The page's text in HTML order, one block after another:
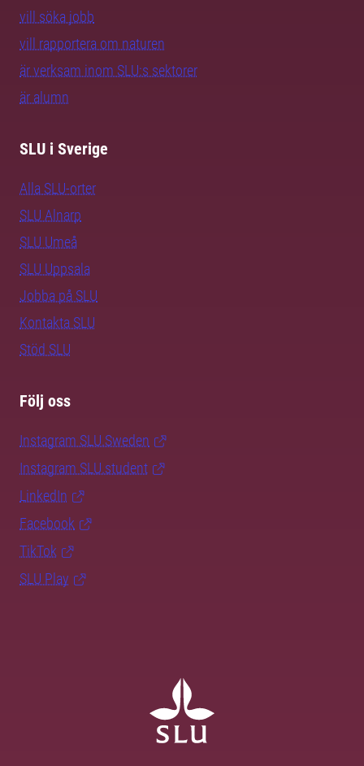
vill söka jobb
vill rapportera om naturen
är verksam inom SLU:s sektorer
är alumn
SLU i Sverige
Alla SLU-orter
SLU Alnarp
SLU Umeå
SLU Uppsala
Jobba på SLU
Kontakta SLU
Stöd SLU
Följ oss
Instagram SLU.Sweden
Instagram SLU.student
LinkedIn
Facebook
TikTok
SLU Play